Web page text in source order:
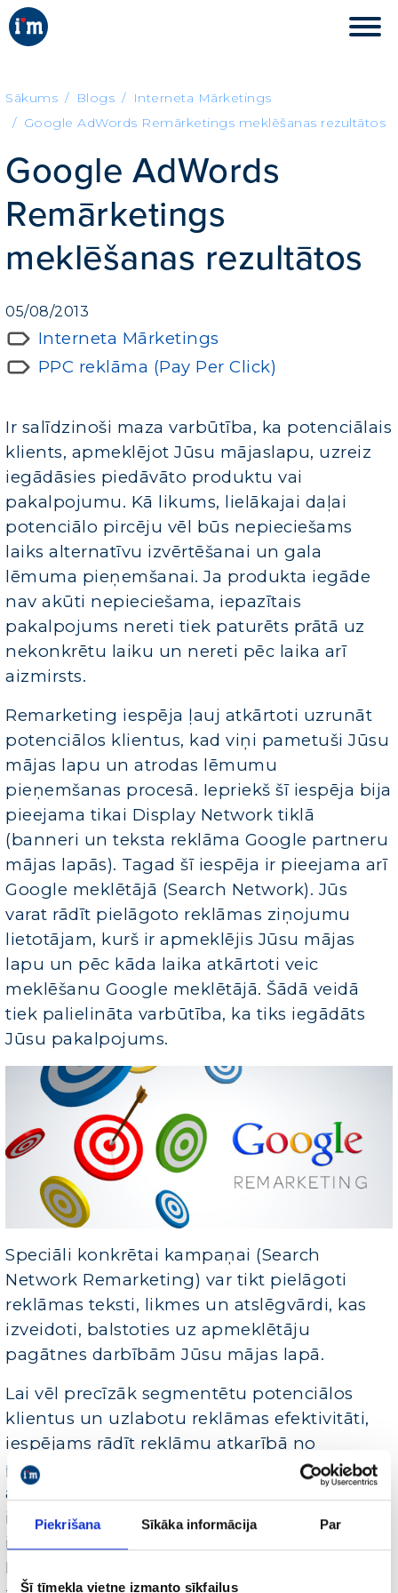
Piekrišana Sīkāka informācija Par
Šī tīmekļa vietne izmanto sīkfailus
Sākums Blogs
Interneta Mārketings
Google AdWords Remārketings meklēšanas rezultātos
Google AdWords
Remārketings
meklēšanas rezultātos
05/08/2013
Interneta Mārketings
PPC reklāma (Pay Per Click)
Ir salīdzinoši maza varbūtība, ka potenciālais
klients, apmeklējot Jūsu mājaslapu, uzreiz
iegādāsies piedāvāto produktu vai
pakalpojumu. Kā likums, lielākajai daļai
potenciālo pircēju vēl būs nepieciešams
laiks alternatīvu izvērtēšanai un gala
lēmuma pieņemšanai. Ja produkta iegāde
nav akūti nepieciešama, iepazītais
pakalpojums nereti tiek paturēts prātā uz
nekonkrētu laiku un nereti pēc laika arī
aizmirsts.
Remarketing iespēja ļauj atkārtoti uzrunāt
potenciālos klientus, kad viņi pametuši Jūsu
mājas lapu un atrodas lēmumu
pieņemšanas procesā. Iepriekš šī iespēja bija
pieejama tikai Display Network tiklā
(banneri un teksta reklāma Google partneru
mājas lapās). Tagad šī iespēja ir pieejama arī
Google meklētājā (Search Network). Jūs
varat rādīt pielāgoto reklāmas ziņojumu
lietotājam, kurš ir apmeklējis Jūsu mājas
lapu un pēc kāda laika atkārtoti veic
meklēšanu Google meklētājā. Šādā veidā
tiek palielināta varbūtība, ka tiks iegādāts
Jūsu pakalpojums.
Speciāli konkrētai kampaņai (Search
Network Remarketing) var tikt pielāgoti
reklāmas teksti, likmes un atslēgvārdi, kas
izveidoti, balstoties uz apmeklētāju
pagātnes darbībām Jūsu mājas lapā.
Lai vēl precīzāk segmentētu potenciālos
klientus un uzlabotu reklāmas efektivitāti,
iespējams rādīt reklāmu atkarībā no
produkta pirkšanas cikla fāzes, kurā lietotājs
atrodas. Tas, iespējams, izmantojot
informāciju par lapām, kas apmeklētas
iepriekš. Šo iespēju var izmantot, izveidojot
Remārketinga sarakstu ar lietotājiem, kuri ir